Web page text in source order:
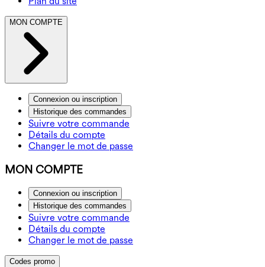
MON COMPTE
Connexion ou inscription
Historique des commandes
Suivre votre commande
Détails du compte
Changer le mot de passe
MON COMPTE
Connexion ou inscription
Historique des commandes
Suivre votre commande
Détails du compte
Changer le mot de passe
Codes promo